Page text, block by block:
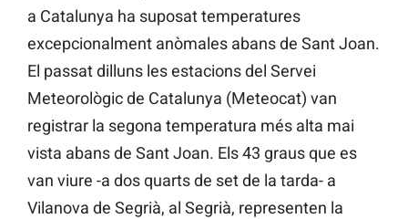
a Catalunya ha suposat temperatures
excepcionalment anòmales abans de Sant Joan.
El passat dilluns les estacions del Servei
Meteorològic de Catalunya (Meteocat) van
registrar la segona temperatura més alta mai
vista abans de Sant Joan. Els 43 graus que es
van viure -a dos quarts de set de la tarda- a
Vilanova de Segrià, al Segrià, representen la